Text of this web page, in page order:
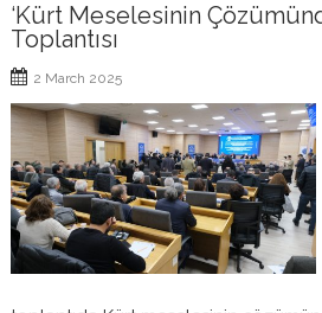
‘Kürt Meselesinin
Toplantısı
2 March 2025